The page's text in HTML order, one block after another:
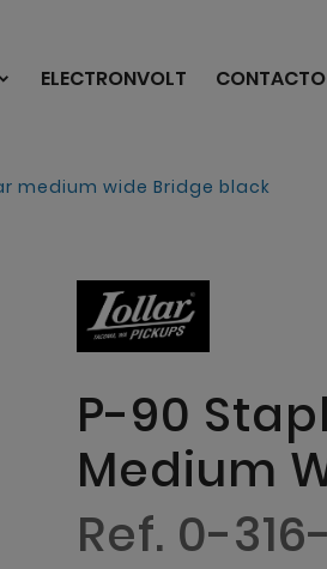
ELECTRONVOLT CONTACTO
medium wide Bridge black
P-90
Medium
Ref. 0-